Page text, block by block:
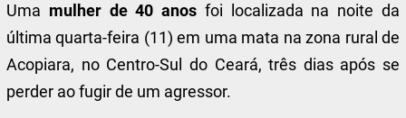
Uma mulher de 40 anos foi localizada na noite da
última quarta-feira (11) em uma mata na zona rural de
Acopiara, no Centro-Sul do Ceará,três dias após se
perder ao fugir de um agressor.